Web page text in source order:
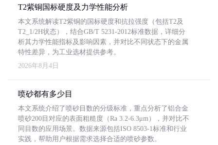
T2紫铜国标硬度及力学性能分析
本文系统解读T2紫铜的国标硬度和抗拉强度（包括T2及
T2_1/2H状态），结合GB/T 5231-2012标准数据，详细分
析其力学性能指标及影响因素，并对比不同状态下的金属
特性差异，为工业选材提供参考。
2026年8月4日
喷砂都有多少目
本文系统介绍了喷砂目数的分级标准，重点分析了铝合金
喷砂200目对应的表面粗糙度（Ra 3.2-6.3μm），并对比不
同目数的应用场景。数据来源包括ISO 8503-1标准和行业
实践，帮助用户根据需求选择合适的喷砂参数。